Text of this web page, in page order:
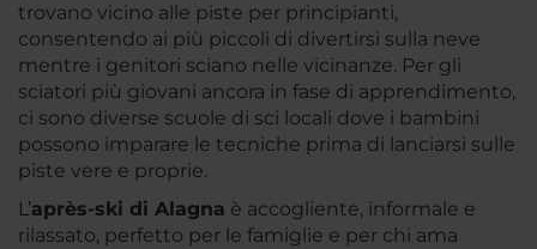
trovano vicino alle piste per principianti,
consentendo ai più piccoli di divertirsi sulla neve
mentre i genitori sciano nelle vicinanze. Per gli
sciatori più giovani ancora in fase di apprendimento,
ci sono diverse scuole di sci locali dove i bambini
possono imparare le tecniche prima di lanciarsi sulle
piste vere e proprie.
L’après-ski di Alagna è accogliente, informale e
rilassato, perfetto per le famiglie e per chi ama